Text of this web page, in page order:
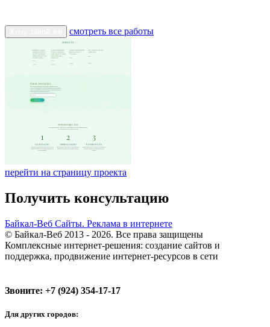
смотреть все работы
перейти на страницу проекта
Получить консультацию
Байкал-Веб Сайты. Реклама в интернете
© Байкал-Веб 2013 - 2026. Все права защищены
Комплексные интернет-решения: создание сайтов и
поддержка, продвижение интернет-ресурсов в сети
Звоните: +7 (924) 354-17-17
Для других городов: